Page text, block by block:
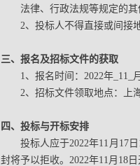
法律、行政法规等规定的
2、投标人不得直接或间接
三、报名及招标文件的获取
1、报名时间：2022年_11_
2、招标文件领取地点：上
四、投标与开标安排
投标人应于2022年11月17
封将予以拒收。2022年11月18